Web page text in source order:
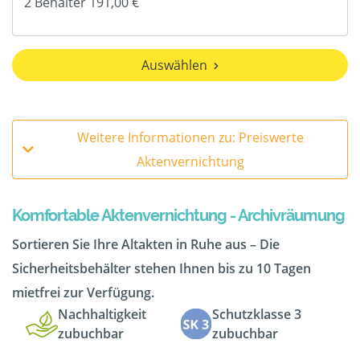
Auswählen
Weitere Informationen zu: Preiswerte
Aktenvernichtung
Komfortable Aktenvernichtung - Archivräumung
Sortieren Sie Ihre Altakten in Ruhe aus – Die
Sicherheitsbehälter stehen Ihnen bis zu 10 Tagen
mietfrei zur Verfügung.
Nachhaltigkeit
zubuchbar
Schutzklasse 3
zubuchbar